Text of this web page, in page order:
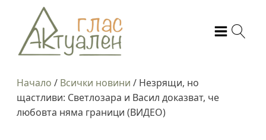
Начало / Всички новини / Незрящи, но
щастливи: Светлозара и Васил доказват, че
любовта няма граници (ВИДЕО)